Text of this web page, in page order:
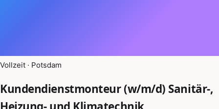
Vollzeit · Potsdam
Kundendienstmonteur (w/m/d) Sanitär-,